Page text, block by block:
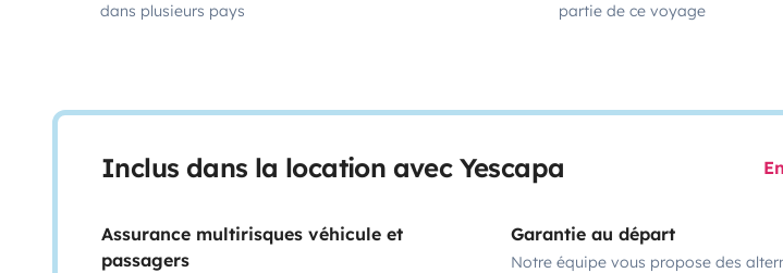
dans plusieurs pays
partie de ce voyage
Inclus dans la location avec Yescapa
Assurance multirisques véhicule et
passagers
Garantie au départ
Notre équipe vous propose des